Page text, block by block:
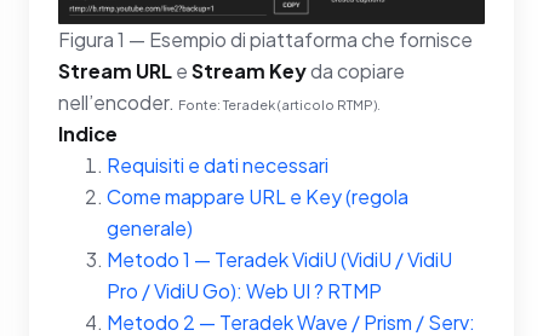
Figura 1 — Esempio di piattaforma che fornisce
Stream URLeStream Keyda copiare
nell’encoder. Fonte: Teradek (articolo RTMP).
Indice
Requisiti e dati necessari
Come mappare URL e Key (regola
generale)
Metodo 1 — Teradek VidiU (VidiU / VidiU
Pro / VidiU Go): Web UI ? RTMP
Metodo 2 — Teradek Wave / Prism / Serv: